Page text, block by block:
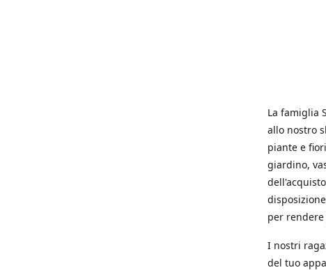
La famiglia
allo nostro
piante e
giardino,
per
I nostri
del tuo